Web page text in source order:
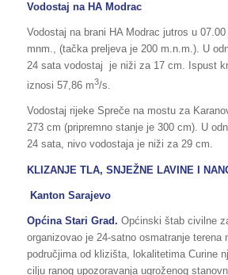
Vodostaj na HA Modrac
Vodostaj na brani HA Modrac jutros u
mnm., (tačka preljeva je 200 m.n.m.). U
24 sata vodostaj je niži za 17 cm. Ispust
iznosi 57,86 m3/s.
Vodostaj rijeke Spreče na mostu za
273 cm (pripremno stanje je 300 cm). U
24 sata, nivo vodostaja je niži za 29 cm.
KLIZANJE TLA, SNJEŽNE LAVINE I
Kanton Sarajevo
Općina Stari Grad. Općinski štab civilne
organizovao je 24-satno osmatranje terena
područjima od klizišta, lokalitetima Curine
cilju ranog upozoravanja ugroženog